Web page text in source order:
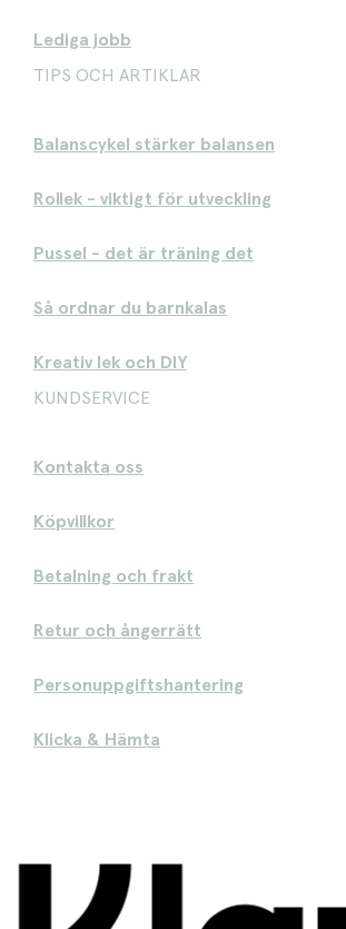
Lediga jobb
TIPS OCH ARTIKLAR
Balanscykel stärker balansen
Rollek - viktigt för utveckling
Pussel - det är träning det
Så ordnar du barnkalas
Kreativ lek och DIY
KUNDSERVICE
Kontakta oss
Köpvillkor
Betalning och frakt
Retur och ångerrätt
Personuppgiftshantering
Klicka & Hämta